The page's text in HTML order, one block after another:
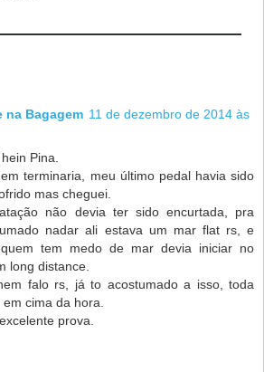
na Bagagem 11 de dezembro de 2014 às
Pina.
terminaria, meu último pedal havia sido
mas cheguei.
não devia ter sido encurtada, pra
nadar ali estava um mar flat rs, e
quem tem medo de mar devia iniciar no
long distance.
falo rs, já to acostumado a isso, toda
cima da hora.
prova.